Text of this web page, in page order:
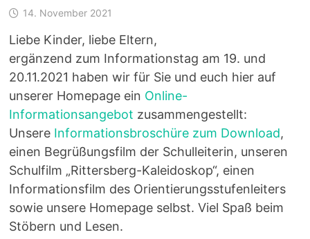
14. November 2021
Liebe Kinder, liebe Eltern,
ergänzend zum Informationstag am 19. und
20.11.2021 haben wir für Sie und euch hier auf
unserer Homepage ein Online-
Informationsangebot zusammengestellt:
Unsere Informationsbroschüre zum Download,
einen Begrüßungsfilm der Schulleiterin, unseren
Schulfilm „Rittersberg-Kaleidoskop“, einen
Informationsfilm des Orientierungsstufenleiters
sowie unsere Homepage selbst. Viel Spaß beim
Stöbern und Lesen.